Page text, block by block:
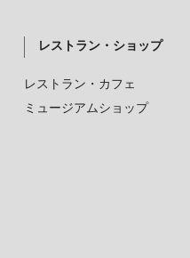
レストラン・ショップ
レストラン・カフェ
ミュージアムショップ